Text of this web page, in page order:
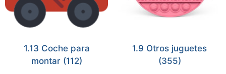
1.13 Coche para
montar (112)
1.9 Otros juguetes
(355)